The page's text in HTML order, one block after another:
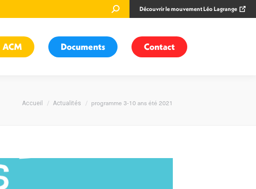
Recherche
:
Découvrir le mouvement Léo Lagrange
ACM Documents Contact
Vous êtes ici :
Accueil Actualités programme 3-10 ans été 2021